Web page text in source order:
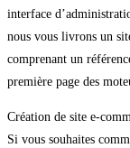
interface
nous vous livrons un
comprenant un
première page des
Création de site e-
Si vous souhaites